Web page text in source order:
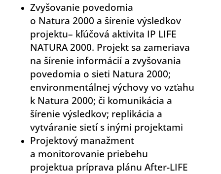
Zvyšovanie povedomia
o Natura 2000 a šírenie výsledkov
projektu– kľúčová aktivita IP LIFE
NATURA 2000. Projekt sa zameriava
na šírenie informácií a zvyšovania
povedomia o sieti Natura 2000;
environmentálnej výchovy vo vzťahu
k Natura 2000; či komunikácia a
šírenie výsledkov; replikácia a
vytváranie sietí s inými projektami
Projektový manažment
a monitorovanie priebehu
projektua príprava plánu After-LIFE